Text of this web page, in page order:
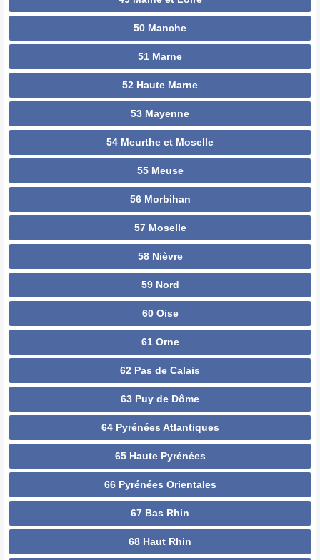
50 Manche
51 Marne
52 Haute Marne
53 Mayenne
54 Meurthe et Moselle
55 Meuse
56 Morbihan
57 Moselle
58 Nièvre
59 Nord
60 Oise
61 Orne
62 Pas de Calais
63 Puy de Dôme
64 Pyrénées Atlantiques
65 Haute Pyrénées
66 Pyrénées Orientales
67 Bas Rhin
68 Haut Rhin